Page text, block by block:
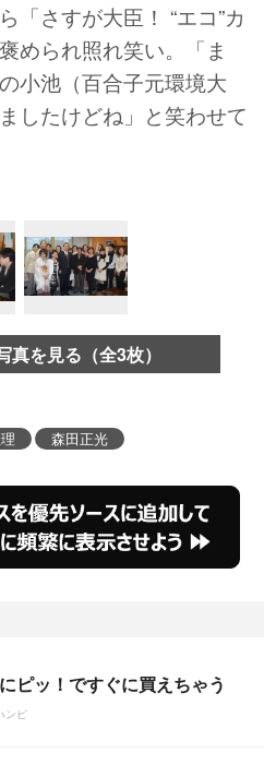
「さすが大臣！ “エコ”カ
められ照れ笑い。「ま
小池（百合子元環境大
したけどね」と笑わせて
真を見る（全3枚）
森田正光
ピッ！ですぐに買えちゃう
ンピ